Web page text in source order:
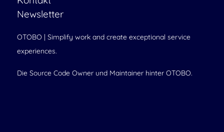
Newsletter
OTOBO | Simplify work and create exceptional service
experiences.
Die Source Code Owner und Maintainer hinter OTOBO.